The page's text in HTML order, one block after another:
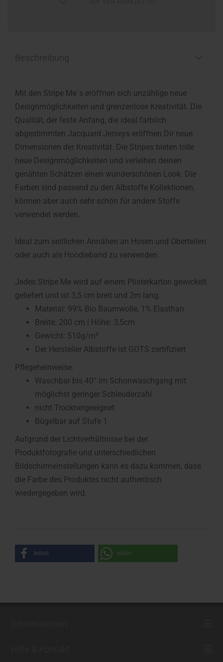
Mit den Stripe Me´s eröffnen sich unzählige neue
Designmöglichkeiten und grenzenlose Kreativität. Die
Qualität, der feste Anfang, die ideal farblich
abgestimmten Jacquard Jerseys eröffnen Dir neue
Dimensionen der Kreativität. Die Stripes bieten tolle
neue Designmöglichkeiten und verleihen deinen
genähten Schätzen einen wunderschönen Look. Die
Farben sind passend zu den Albstoffe Kollektionen,
können aber auch sehr schön für andere Stoffe
verwendet werden.
Ideal zum seitlichen Annähen an Hosen und Oberteilen
oder auch als Hoodieband zu verwenden.
Jedes Stripe Me wird auf einem Plisterkarton gewickelt
geliefert und ist 3,5 cm breit und 2m lang.
Material: 99% Bio Baumwolle, 1% Elasthan
Breite: 200 cm | Höhe: 3,5cm
Gewicht: 510g/m²
Der Hersteller Albstoffe ist GOTS zertifiziert
Pflegeheinweise:
Waschbar bis 40° im Schonwaschgang mit
möglichst geringer Schleuderzahl
nicht Trocknergeeignet
Bügelbar auf Stufe 1
Aufgrund der Lichtverhältnisse bei der
Produktfotografie und unterschiedlichen
Bildschirmeinstellungen kann es dazu kommen, dass
die Farbe des Produktes nicht authentisch
wiedergegeben wird.
teilen teilen